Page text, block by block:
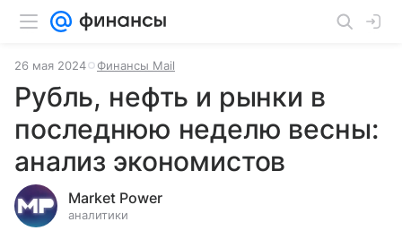
26 мая 2024 Финансы Mail
Рубль, нефть и рынки в
последнюю неделю весны:
анализ экономистов
Market Power
аналитики